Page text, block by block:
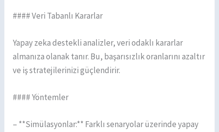
#### Veri Tabanlı Kararlar
Yapay zeka destekli analizler, veri odaklı kararlar
almanıza olanak tanır. Bu, başarısızlık oranlarını azaltır
ve iş stratejilerinizi güçlendirir.
#### Yöntemler
– **Simülasyonlar:** Farklı senaryolar üzerinde yapay